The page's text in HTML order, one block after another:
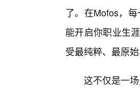
了。在Mofos，
能开启你职业生
受最纯粹、最原
这不仅是一